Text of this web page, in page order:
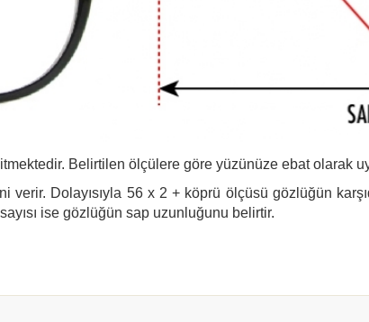
Belirtilen ölçülere göre yüzünüze ebat olarak
Dolayısıyla 56 x 2 + köprü ölçüsü gözlüğün
ise gözlüğün sap uzunluğunu belirtir.